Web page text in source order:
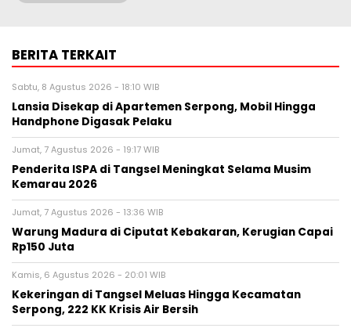
BERITA TERKAIT
Sabtu, 8 Agustus 2026 - 18:10 WIB
Lansia Disekap di Apartemen Serpong, Mobil Hingga
Handphone Digasak Pelaku
Jumat, 7 Agustus 2026 - 19:17 WIB
Penderita ISPA di Tangsel Meningkat Selama Musim
Kemarau 2026
Jumat, 7 Agustus 2026 - 13:36 WIB
Warung Madura di Ciputat Kebakaran, Kerugian Capai
Rp150 Juta
Kamis, 6 Agustus 2026 - 20:01 WIB
Kekeringan di Tangsel Meluas Hingga Kecamatan
Serpong, 222 KK Krisis Air Bersih